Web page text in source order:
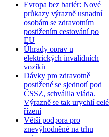
Evropa bez bariér: Nové
průkazy výrazně usnadní
osobám se zdravotním
postižením cestování po
EU
Úhrady oprav u
elektrických invalidních
vozíků
Dávky pro zdravotně
postižené se sjednotí pod
ČSSZ, schválila vláda.
Výrazně se tak urychlí celé
řízení
Větší podpora pro
znevýhodněné na trhu